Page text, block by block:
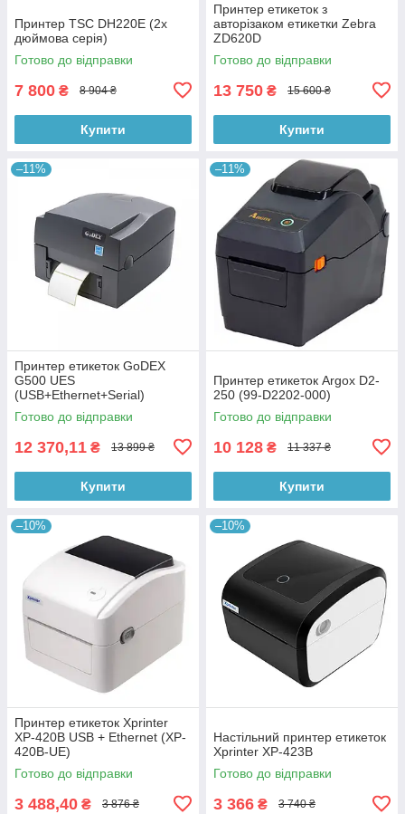
Принтер TSC DH220Е (2х
дюймова серія)
Готово до відправки
7 800 ₴ 8 904 ₴
Купити
Принтер етикеток з
авторізаком етикетки Zebra
ZD620D
Готово до відправки
13 750 ₴ 15 600 ₴
Купити
–11%
Принтер етикеток GoDEX
G500 UES
(USB+Ethernet+Serial)
Готово до відправки
12 370,11 ₴ 13 899 ₴
Купити
–11%
Принтер етикеток Argox D2-
250 (99-D2202-000)
Готово до відправки
10 128 ₴ 11 337 ₴
Купити
–10%
Принтер етикеток Xprinter
XP-420B USB + Ethernet (XP-
420B-UE)
Готово до відправки
3 488,40 ₴ 3 876 ₴
–10%
Настільний принтер етикеток
Xprinter XP-423B
Готово до відправки
3 366 ₴ 3 740 ₴